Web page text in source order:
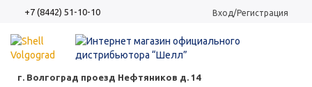
+7 (8442) 51-10-10 Вход/Регистрация
г. Волгоград проезд Нефтяников д. 14